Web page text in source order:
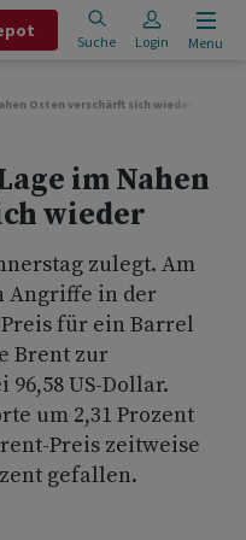
Suche Login Menu
Osten verschärft sich wieder
im Nahen
wieder
zulegt. Am
Angriffe in der
für ein Barrel
Brent zur
US-Dollar.
um 2,31 Prozent
Preis zeitweise
gefallen.